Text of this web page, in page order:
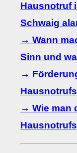
Hausnotruf
Schwaig
→ Wann
Sinn und
→
→ Wie man